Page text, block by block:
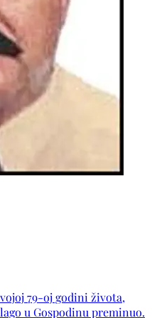
79-oj godini života,
u Gospodinu preminuo.